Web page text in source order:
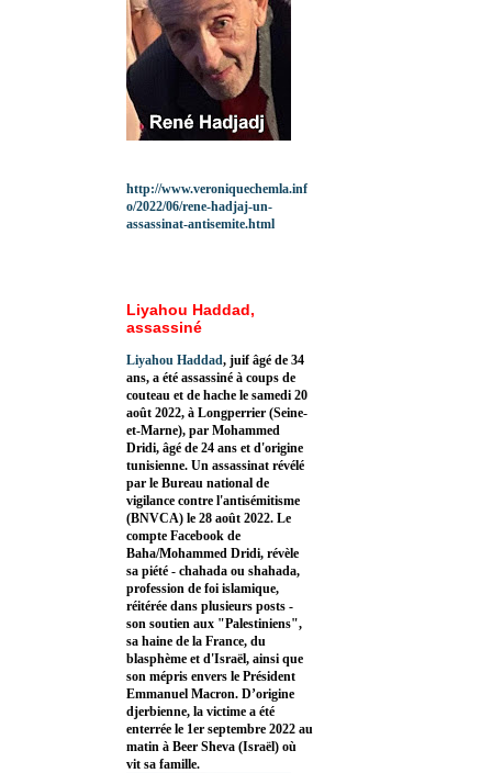
http://www.veroniquechemla.inf
o/2022/06/rene-hadjaj-un-
assassinat-antisemite.html
Liyahou Haddad,
assassiné
Liyahou Haddad, juif âgé de 34
ans, a été assassiné à coups de
couteau et de hache le samedi 20
août 2022, à Longperrier (Seine-
et-Marne), par Mohammed
Dridi, âgé de 24 ans et d'origine
tunisienne. Un assassinat révélé
par le Bureau national de
vigilance contre l'antisémitisme
(BNVCA) le 28 août 2022. Le
compte Facebook de
Baha/Mohammed Dridi, révèle
sa piété - chahada ou shahada,
profession de foi islamique,
réitérée dans plusieurs posts -
son soutien aux "Palestiniens",
sa haine de la France, du
blasphème et d'Israël, ainsi que
son mépris envers le Président
Emmanuel Macron. D’origine
djerbienne, la victime a été
enterrée le 1er septembre 2022 au
matin à Beer Sheva (Israël) où
vit sa famille.